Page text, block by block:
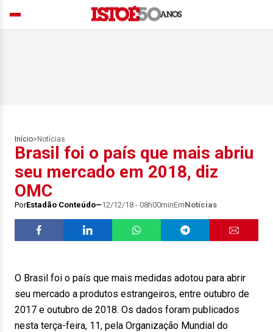
Início> Notícias
Brasil foi o país que mais abriu
seu mercado em 2018, diz
OMC
PorEstadão Conteúdo 12/12/18 - 08h00minEmNotícias
O Brasil foi o país que mais medidas adotou para abrir
seu mercado a produtos estrangeiros, entre outubro de
2017 e outubro de 2018. Os dados foram publicados
nesta terça-feira, 11, pela Organização Mundial do